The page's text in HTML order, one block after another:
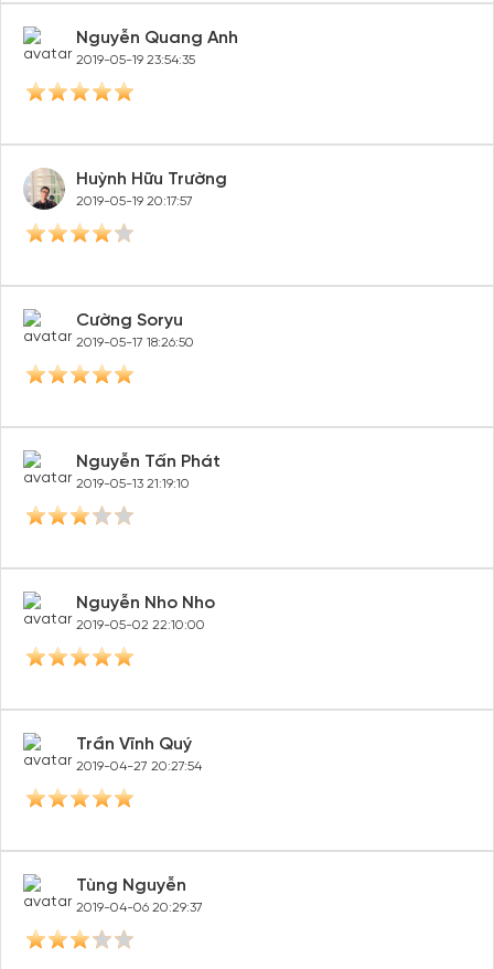
Nguyễn Quang Anh
2019-05-19 23:54:35
Huỳnh Hữu Trường
2019-05-19 20:17:57
Cường Soryu
2019-05-17 18:26:50
Nguyễn Tấn Phát
2019-05-13 21:19:10
Nguyễn Nho Nho
2019-05-02 22:10:00
Trần Vĩnh Quý
2019-04-27 20:27:54
Tùng Nguyễn
2019-04-06 20:29:37